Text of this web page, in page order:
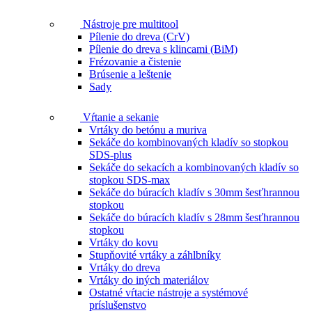
Nástroje pre multitool
Pílenie do dreva (CrV)
Pílenie do dreva s klincami (BiM)
Frézovanie a čistenie
Brúsenie a leštenie
Sady
Vŕtanie a sekanie
Vrtáky do betónu a muriva
Sekáče do kombinovaných kladív so stopkou
SDS-plus
Sekáče do sekacích a kombinovaných kladív so
stopkou SDS-max
Sekáče do búracích kladív s 30mm šesťhrannou
stopkou
Sekáče do búracích kladív s 28mm šesťhrannou
stopkou
Vrtáky do kovu
Stupňovité vrtáky a záhlbníky
Vrtáky do dreva
Vrtáky do iných materiálov
Ostatné vŕtacie nástroje a systémové
príslušenstvo